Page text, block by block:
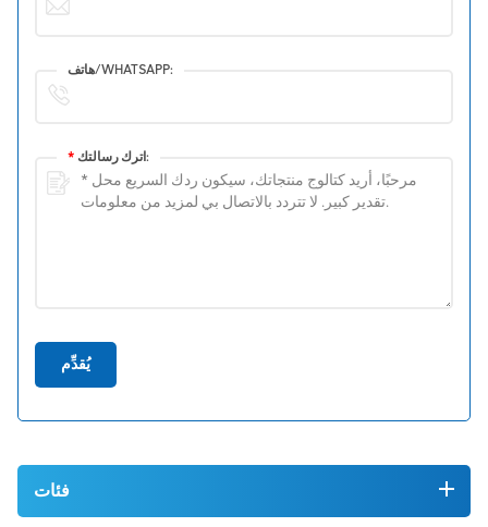
هاتف/WHATSAPP:
* اترك رسالتك:
يُقدِّم
فئات